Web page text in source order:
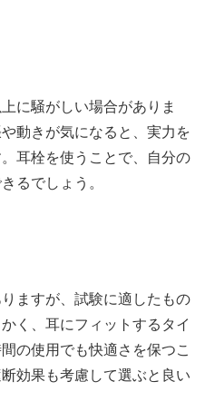
に騒がしい場合がありま
動きが気になると、実力を
耳栓を使うことで、自分の
るでしょう。
ますが、試験に適したもの
く、耳にフィットするタイ
の使用でも快適さを保つこ
効果も考慮して選ぶと良い